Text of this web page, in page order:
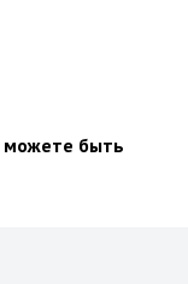
можете быть